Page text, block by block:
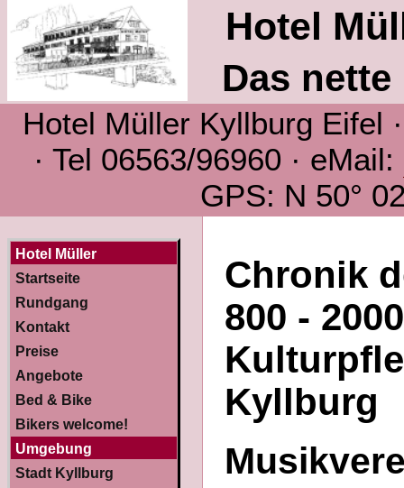
Hotel
Das
Hotel Müller Kyllburg Eifel
· Tel 06563/96960 · eMail:
GPS: N 50°
Hotel Müller
Startseite
Rundgang
Kontakt
Preise
Angebote
Bed & Bike
Bikers welcome!
Umgebung
Stadt Kyllburg
Chronik
800 - 2000
Kyllburg